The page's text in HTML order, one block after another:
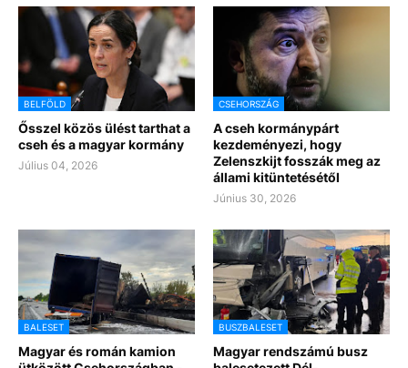
BELFÖLD
Ősszel közös ülést tarthat a
cseh és a magyar kormány
Július 04, 2026
CSEHORSZÁG
A cseh kormánypárt
kezdeményezi, hogy
Zelenszkijt fosszák meg az
állami kitüntetésétől
Június 30, 2026
BALESET
Magyar és román kamion
BUSZBALESET
Magyar rendszámú busz